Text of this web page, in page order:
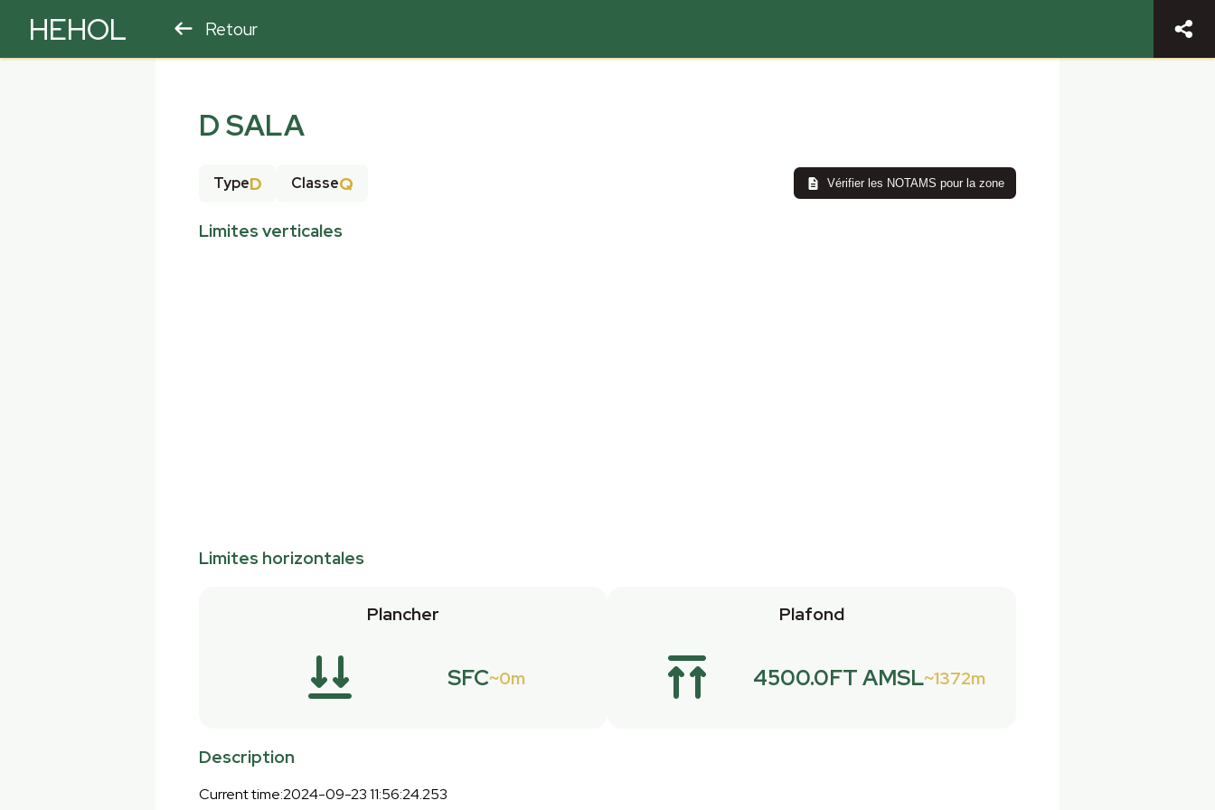
HEHOL Retour
D SALA
TypeD ClasseQ Vérifier les NOTAMS pour la zone
Limites verticales
Limites horizontales
Plancher
SFC 0m
Plafond
4500.0FT AMSL 1372m
Description
Current time:2024-09-23 11:56:24.253